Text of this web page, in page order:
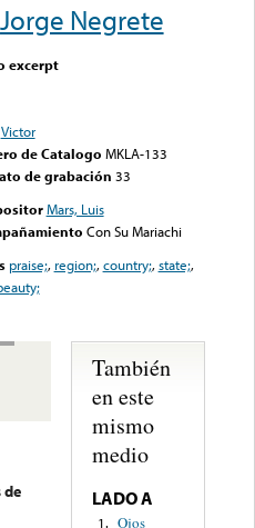
Jorge Negrete
excerpt
Victor
de Catalogo MKLA-133
de grabación 33
Mars, Luis
Con Su Mariachi
praise;, region;,country;,state;,
de
También
en este
mismo
medio
LADO A
1. Ojos